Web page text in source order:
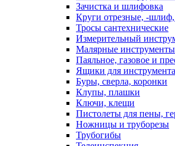
Зачистка и шлифовка
Круги отрезные, -шлиф,
Тросы сантехнические
Измерительный
Малярные инструменты
Паяльное, газовое и
Ящики для инструмента
Буры, сверла, коронки
Клупы, плашки
Ключи, клещи
Пистолеты для пены,
Ножницы и труборезы
Трубогибы